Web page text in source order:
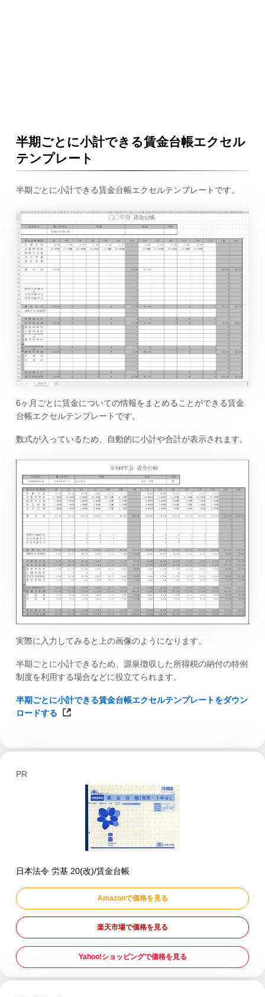
半期ごとに小計できる賃金台帳エクセル
テンプレート
半期ごとに小計できる賃金台帳エクセルテンプレートです。
6ヶ月ごとに賃金についての情報をまとめることができる賃金
台帳エクセルテンプレートです。
数式が入っているため、自動的に小計や合計が表示されます。
実際に入力してみると上の画像のようになります。
半期ごとに小計できるため、源泉徴収した所得税の納付の特例
制度を利用する場合などに役立てられます。
半期ごとに小計できる賃金台帳エクセルテンプレートをダウン
ロードする
PR
日本法令 労基 20(改)/賃金台帳
Amazonで価格を見る
楽天市場で価格を見る
Yahoo!ショッピングで価格を見る